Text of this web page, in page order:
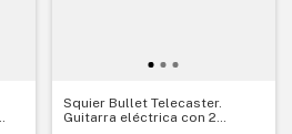
Squier Bullet Telecaster.
Guitarra eléctrica con 2